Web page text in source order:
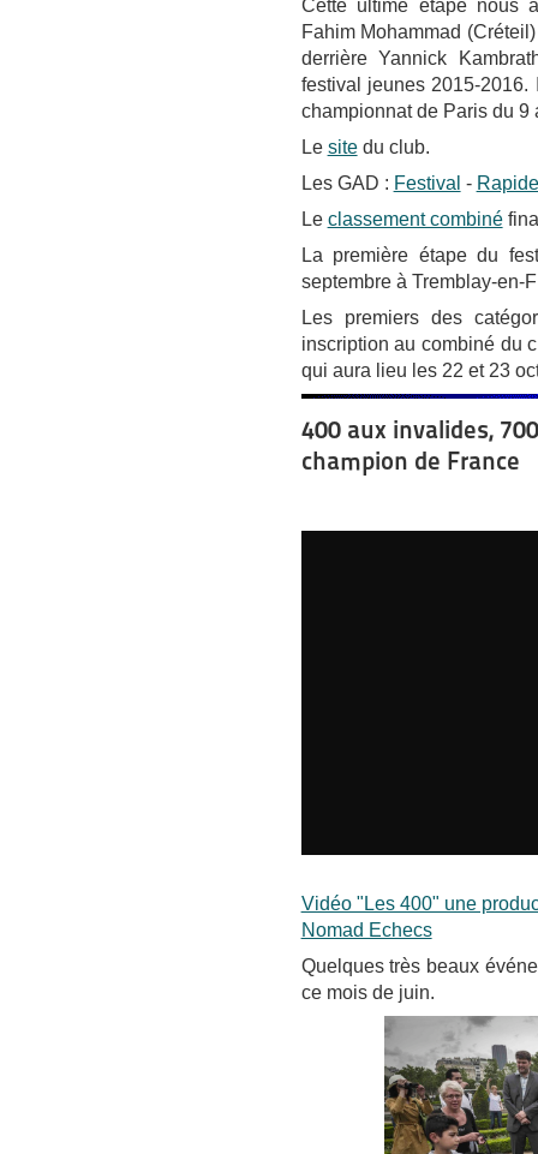
Cette ultime étape nous
Fahim Mohammad
derrière Yannick
festival jeunes 2015-
championnat de Paris du
Le sitedu club.
Les GAD : Festival - Rapide
Le classement combiné
La première étape du
septembre à Tremblay-en-
Les premiers des
inscription au combiné du
qui aura lieu les 22 et 23
400 aux invalides,
champion de France
Vidéo "Les 400" une
Nomad Echecs
Quelques très beaux
ce mois de juin.